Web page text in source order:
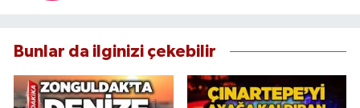
Bunlar da ilginizi çekebilir